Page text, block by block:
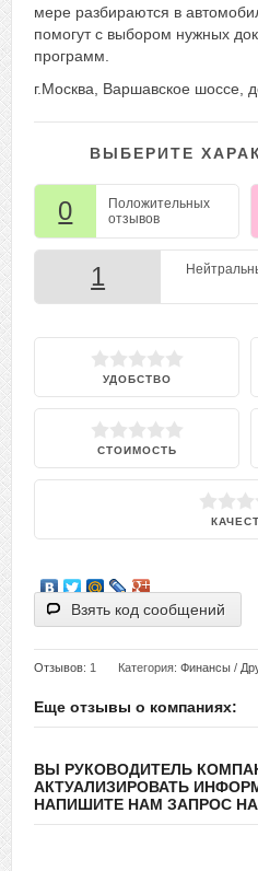
мере разбираются в
помогут с выбором нужных
программ.
г.Москва, Варшавское шоссе,
ВЫБЕРИТЕ
0
Положительных
отзывов
1
УДОБСТВО
СТОИМОСТЬ
Взять код сообщений
Отзывов: 1 Категория: Финансы /
Еще отзывы о компаниях:
ВЫ РУКОВОДИТЕЛЬ
АКТУАЛИЗИРОВАТЬ
НАПИШИТЕ НАМ ЗАПРОС НА